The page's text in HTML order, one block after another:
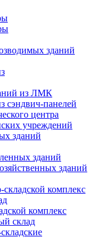
зданий
из ЛМК
сэндвич-панелей
центра
учреждений
зданий
зданий
зданий
комплекс
комплекс
склад